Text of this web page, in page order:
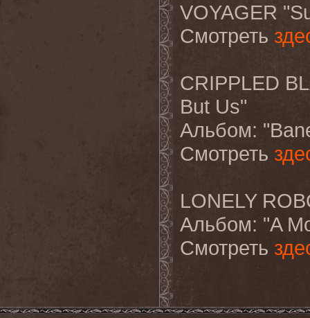
VOYAGER
Смотреть
CRIPPLED
But Us"
Альбом:
Смотреть
LONELY
Альбом: "A
Смотреть